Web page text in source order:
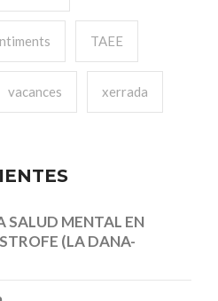
TAEE
vacances xerrada
SALUD MENTAL EN
(LA DANA-